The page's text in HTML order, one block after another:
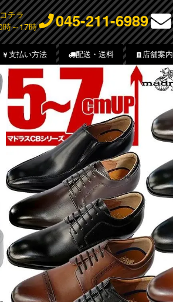
コチラ
時～17時
045-211-6989
支払い方法 配送・送料 店舗案内